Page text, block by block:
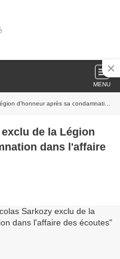
MENU
après sa condamnation dans l'affaire des écoutes
de la Légion
dans l'affaire